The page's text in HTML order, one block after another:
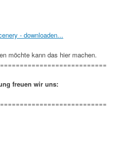
möchte kann das hier machen.
freuen wir uns: